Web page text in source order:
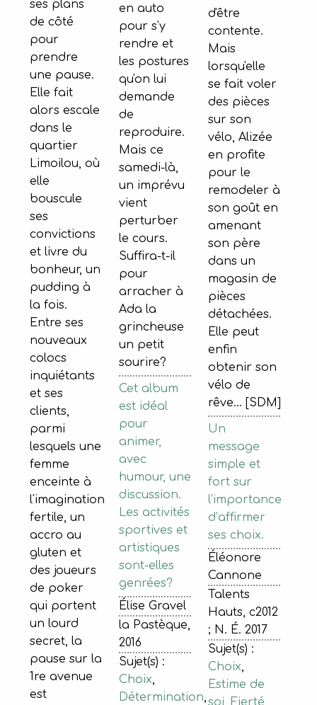
ses plans
de côté
pour
prendre
une pause.
Elle fait
alors escale
dans le
quartier
Limoilou, où
elle
bouscule
ses
convictions
et livre du
bonheur, un
pudding à
la fois.
Entre ses
nouveaux
colocs
inquiétants
et ses
clients,
parmi
lesquels une
femme
enceinte à
l'imagination
fertile, un
accro au
gluten et
des joueurs
de poker
qui portent
un lourd
secret, la
pause sur la
1re avenue
est
en auto
pour s'y
rendre et
les postures
qu'on lui
demande
de
reproduire.
Mais ce
samedi-là,
un imprévu
vient
perturber
le cours.
Suffira-t-il
pour
arracher à
Ada la
grincheuse
un petit
sourire?
Cet album
est idéal
pour
animer,
avec
humour, une
discussion.
Les activités
sportives et
artistiques
sont-elles
genrées?
Élise Gravel
la Pastèque,
2016
Sujet(s) :
Choix,
Détermination,
d'être
contente.
Mais
lorsqu'elle
se fait voler
des pièces
sur son
vélo, Alizée
en profite
pour le
remodeler à
son goût en
amenant
son père
dans un
magasin de
pièces
détachées.
Elle peut
enfin
obtenir son
vélo de
rêve... [SDM]
Un
message
simple et
fort sur
l’importance
d’affirmer
ses choix.
Éléonore
Cannone
Talents
Hauts, c2012
; N. É. 2017
Sujet(s) :
Choix,
Estime de
soi
Fierté